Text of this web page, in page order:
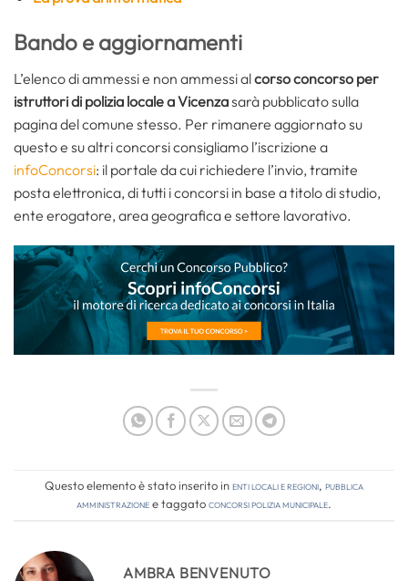
Bando e aggiornamenti
L’elenco di ammessi e non ammessi alcorso concorso per
istruttori di polizia locale a Vicenzasarà pubblicato sulla
pagina del comune stesso. Per rimanere aggiornato su
questo e su altri concorsi consigliamo l’iscrizione a
infoConcorsi: il portale da cui richiedere l’invio, tramite
posta elettronica, di tutti i concorsi in base a titolo di studio,
ente erogatore, area geografica e settore lavorativo.
Questo elemento è stato inserito inEnti locali e regioni, Pubblica
amministrazionee taggatoconcorsi polizia municipale.
AMBRA BENVENUTO